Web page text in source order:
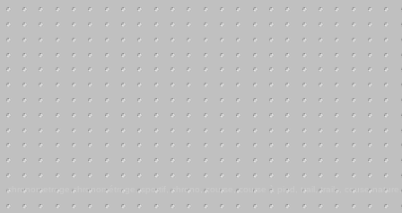
chronometrage,chronométrage, sportif, chrono, course, course à pied, trail, trails, couse